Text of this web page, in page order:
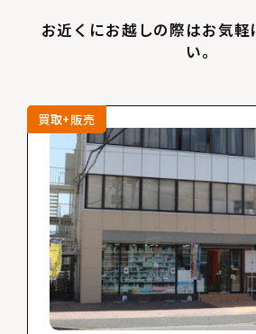
お近くにお越しの際はお気軽
い。
買取+販売